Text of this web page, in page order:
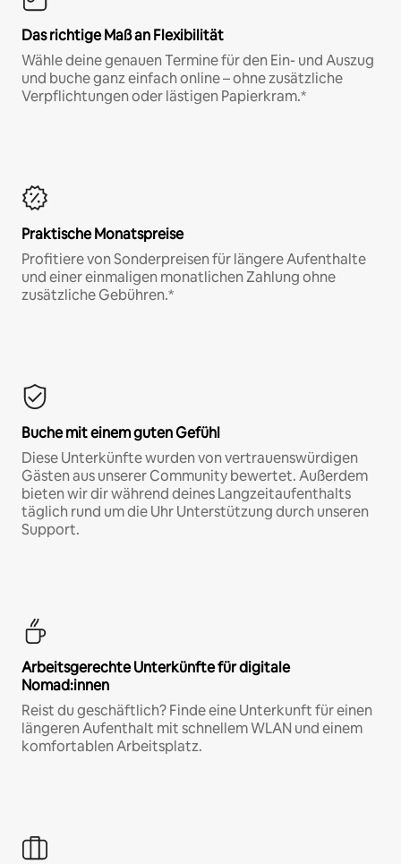
Das richtige Maß an Flexibilität
Wähle deine genauen Termine für den Ein- und Auszug
und buche ganz einfach online – ohne zusätzliche
Verpflichtungen oder lästigen Papierkram.*
Praktische Monatspreise
Profitiere von Sonderpreisen für längere Aufenthalte
und einer einmaligen monatlichen Zahlung ohne
zusätzliche Gebühren.*
Buche mit einem guten Gefühl
Diese Unterkünfte wurden von vertrauenswürdigen
Gästen aus unserer Community bewertet. Außerdem
bieten wir dir während deines Langzeitaufenthalts
täglich rund um die Uhr Unterstützung durch unseren
Support.
Arbeitsgerechte Unterkünfte für digitale
Nomad:innen
Reist du geschäftlich? Finde eine Unterkunft für einen
längeren Aufenthalt mit schnellem WLAN und einem
komfortablen Arbeitsplatz.